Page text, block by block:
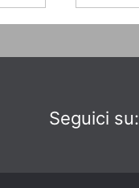
Seguici su: